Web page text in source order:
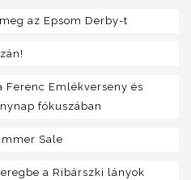
az Epsom Derby-t
Ferenc Emlékverseny és
fókuszában
Sale
a Ribárszki lányok